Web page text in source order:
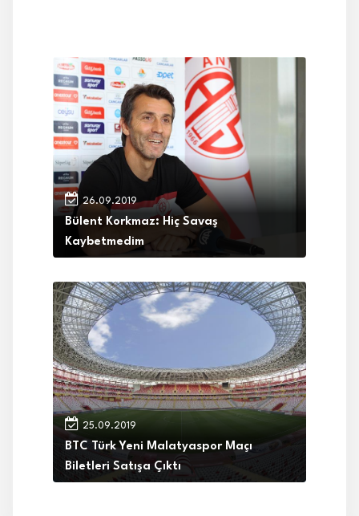
26.09.2019
Bülent Korkmaz: Hiç Savaş
Kaybetmedim
25.09.2019
BTC Türk Yeni Malatyaspor Maçı
Biletleri Satışa Çıktı